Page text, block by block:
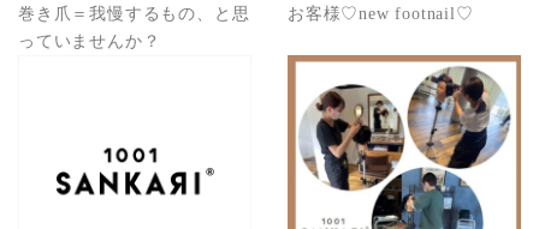
巻き爪＝我慢するもの、と思
っていませんか？
お客様♡new footnail♡